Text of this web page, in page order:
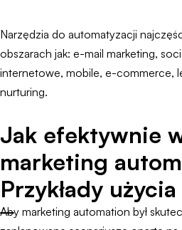
Narzędzia do automatyzacji
obszarach jak: e-mail marketing,
internetowe, mobile, e-commerce,
nurturing.
Jak efektywnie
marketing
Przykłady użycia
Aby marketing automation był